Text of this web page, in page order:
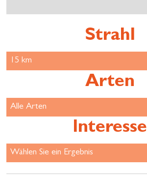
Strahl
Arten
Interesse